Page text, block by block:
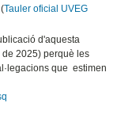
Tauler oficial UVEG
d'aquesta
de 2025) perquè les
que estimen